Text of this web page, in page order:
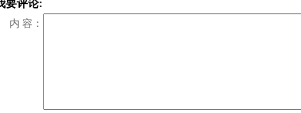
要评论:
内 容：